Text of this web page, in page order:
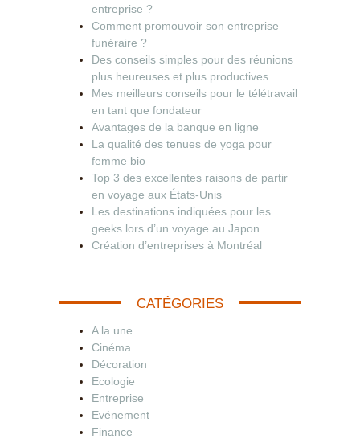
entreprise ?
Comment promouvoir son entreprise
funéraire ?
Des conseils simples pour des réunions
plus heureuses et plus productives
Mes meilleurs conseils pour le télétravail
en tant que fondateur
Avantages de la banque en ligne
La qualité des tenues de yoga pour
femme bio
Top 3 des excellentes raisons de partir
en voyage aux États-Unis
Les destinations indiquées pour les
geeks lors d’un voyage au Japon
Création d’entreprises à Montréal
CATÉGORIES
A la une
Cinéma
Décoration
Ecologie
Entreprise
Evénement
Finance